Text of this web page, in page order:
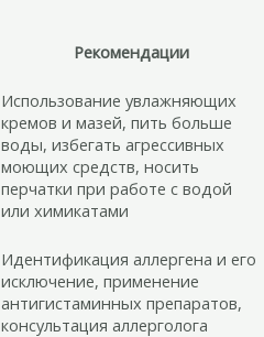
Рекомендации
Использование увлажняющих
кремов и мазей, пить больше
воды, избегать агрессивных
моющих средств, носить
перчатки при работе с водой
или химикатами
Идентификация аллергена и его
исключение, применение
антигистаминных препаратов,
консультация аллерголога